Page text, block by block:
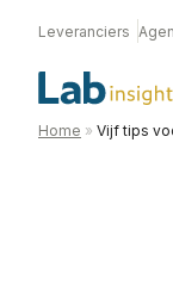
Leveranciers
Home » Vijf tips